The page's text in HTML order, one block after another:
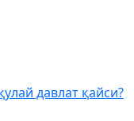
давлат қайси?